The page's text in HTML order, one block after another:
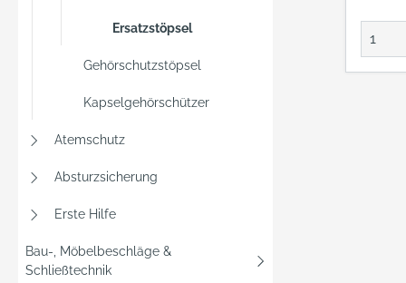
Ersatzstöpsel
Gehörschutzstöpsel
Kapselgehörschützer
Atemschutz
Absturzsicherung
Erste Hilfe
Bau-, Möbelbeschläge &
Schließtechnik
SNR =
dB, M